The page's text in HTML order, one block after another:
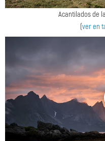
Acantilados de
(ver en